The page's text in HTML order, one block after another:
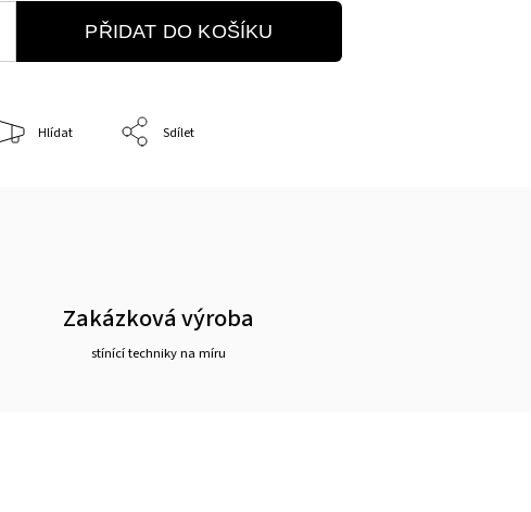
PŘIDAT DO KOŠÍKU
Hlídat Sdílet
Zakázková výroba
stínící techniky na míru